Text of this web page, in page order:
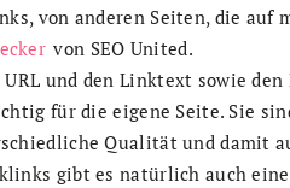
von anderen Seiten, die
von SEO United.
und den Linktext sowie
für die eigene Seite. Sie
Qualität und damit
gibt es natürlich auch